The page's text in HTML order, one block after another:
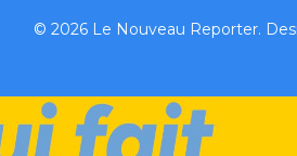
© 2026 Le Nouveau Reporter.